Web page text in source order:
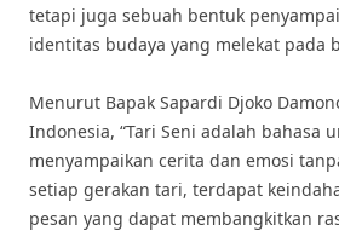
tetapi juga sebuah bentuk
identitas budaya yang melekat pada
Menurut Bapak Sapardi Djoko
Indonesia, “Tari Seni adalah bahasa
menyampaikan cerita dan emosi
setiap gerakan tari, terdapat
pesan yang dapat membangkitkan